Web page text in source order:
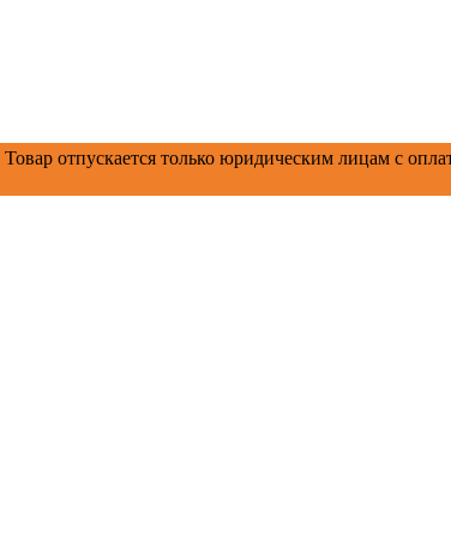
Товар отпускается только юридическим лицам с